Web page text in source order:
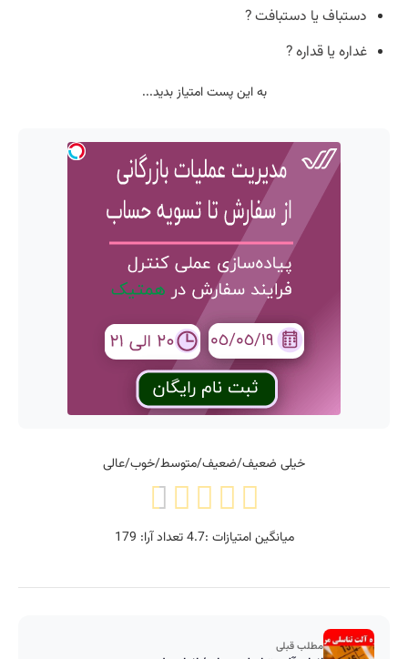
دستباف یا دستبافت ?
غداره یا قداره ?
به این پست امتیاز بدید...
خیلی ضعیف/ضعیف/متوسط/خوب/عالی
میانگین امتیازات :4.7تعداد آرا: 179
مطلب قبلی